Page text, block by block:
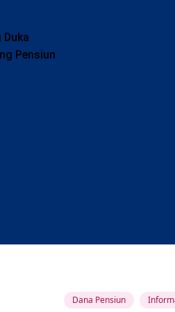
Duka
Pensiun
Dana Pensiun